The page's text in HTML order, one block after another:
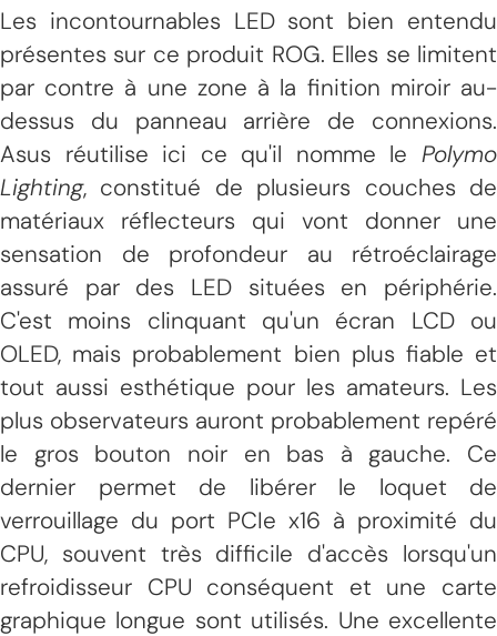
Les incontournables LED sont bien entendu
présentes sur ce produit ROG. Elles se limitent
par contre à une zone à la finition miroir au-
dessus du panneau arrière de connexions.
Asus réutilise ici ce qu'il nomme le Polymo
Lighting, constitué de plusieurs couches de
matériaux réflecteurs qui vont donner une
sensation de profondeur au rétroéclairage
assuré par des LED situées en périphérie.
C'est moins clinquant qu'un écran LCD ou
OLED, mais probablement bien plus fiable et
tout aussi esthétique pour les amateurs. Les
plus observateurs auront probablement repéré
le gros bouton noir en bas à gauche. Ce
dernier permet de libérer le loquet de
verrouillage du port PCIe x16 à proximité du
CPU, souvent très difficile d'accès lorsqu'un
refroidisseur CPU conséquent et une carte
graphique longue sont utilisés. Une excellente